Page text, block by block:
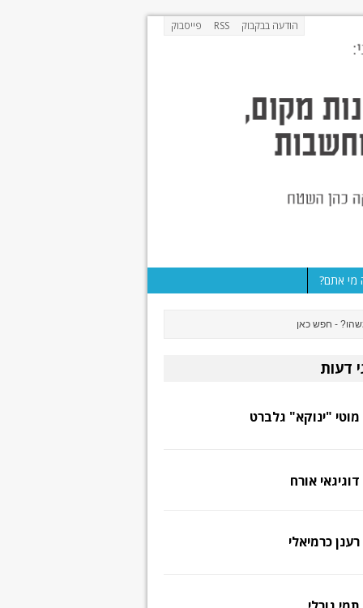
הודעה בבקבוק RSS פייסבוק
מי אתם?
דעות
מוטי "ינוקא" גלברט
דוגיגאי אורח
רענן כרמיאלי